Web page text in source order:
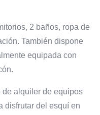
2 baños, ropa de
También dispone
equipada con
de alquiler de equipos
disfrutar del esquí en